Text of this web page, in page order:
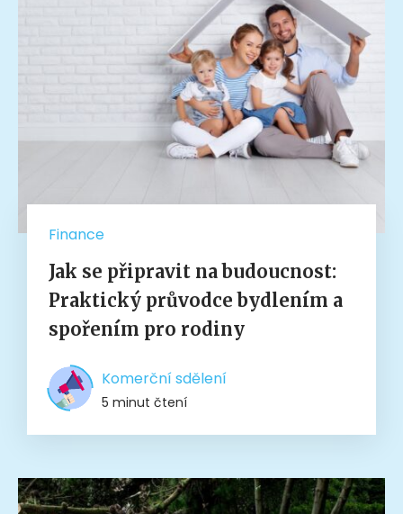
Finance
Jak se připravit na budoucnost:
Praktický průvodce bydlením a
spořením pro rodiny
Komerční sdělení
5 minut čtení